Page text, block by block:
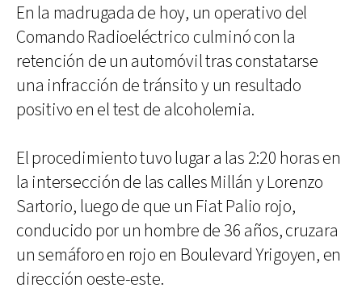
En la madrugada de hoy, un operativo del
Comando Radioeléctrico culminó con la
retención de un automóvil tras constatarse
una infracción de tránsito y un resultado
positivo en el test de alcoholemia.
El procedimiento tuvo lugar a las 2:20 horas en
la intersección de las calles Millán y Lorenzo
Sartorio, luego de que un Fiat Palio rojo,
conducido por un hombre de 36 años, cruzara
un semáforo en rojo en Boulevard Yrigoyen, en
dirección oeste-este.